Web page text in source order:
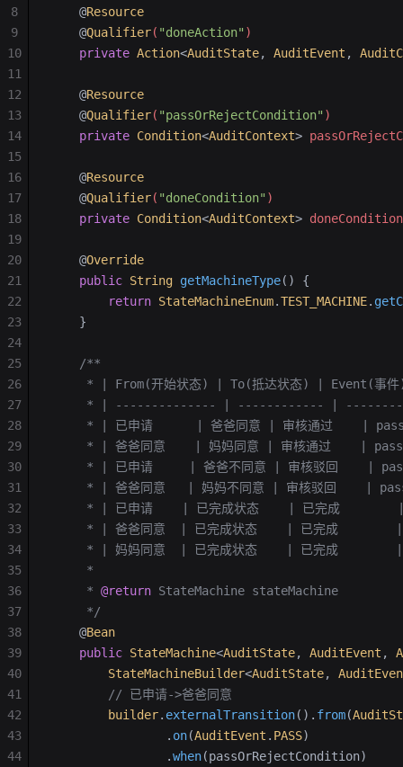
    @
Resource
    @
Qualifier( "doneAction" )
    private
Action<AuditState, AuditEvent ,
    @
Resource
    @
Qualifier( "passOrRejectCondition" )
    private
Condition<AuditContext>
    @
Resource
    @
Qualifier( "doneCondition" )
    private
Condition<AuditContext> doneCondition
    @
Override
    public
String getMachineType()
{
        return
StateMachineEnum.TEST_MACHINE.
    }
    /**
* | From(开始状态) | To(抵达状态) | Event(事
* | -------------- | ------------ |
* | 已申请      | 爸爸同意 | 审核通过    |
* | 爸爸同意    | 妈妈同意 | 审核通过    |
* | 已申请     | 爸爸不同意 | 审核驳回    |
* | 爸爸同意   | 妈妈不同意 | 审核驳回    |
* | 已申请    | 已完成状态    | 已完成
* | 爸爸同意  | 已完成状态    | 已完成
* | 妈妈同意  | 已完成状态    | 已完成
     *
     *
@return StateMachine stateMachine
     */
    @
Bean
    public
StateMachine<AuditState, AuditEvent ,
        StateMachineBuilder
<AuditState,
        // 已申请->爸爸同意
        builder
. externalTransition(). from(
                .
on(AuditEvent . PASS)
                .
when(passOrRejectCondition)
8
9
10
11
12
13
14
15
16
17
18
19
20
21
22
23
24
25
26
27
28
29
30
31
32
33
34
35
36
37
38
39
40
41
42
43
44